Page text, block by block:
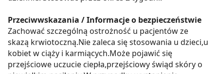
Przeciwwskazania / Informacje o bezpieczeństwie
Zachować szczególną ostrożność u pacjentów ze
skazą krwiotoczną.Nie zaleca się stosowania u dzieci,u
kobiet w ciąży i karmiących.Może pojawić się
przejściowe uczucie ciepła,przejściowy świąd skóry o